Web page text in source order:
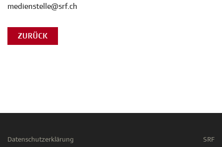
medienstelle@srf.ch
ZURÜCK
Datenschutzerklärung SRF